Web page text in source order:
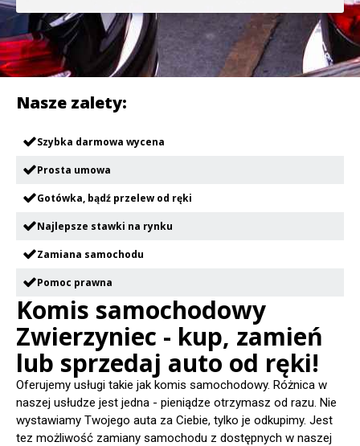
Nasze zalety:
Szybka darmowa wycena
Prosta umowa
Gotówka, bądź przelew od ręki
Najlepsze stawki na rynku
Zamiana samochodu
Pomoc prawna
Komis samochodowy
Zwierzyniec - kup, zamień
lub sprzedaj auto od ręki!
Oferujemy usługi takie jak komis samochodowy. Różnica w
naszej usłudze jest jedna - pieniądze otrzymasz od razu. Nie
wystawiamy Twojego auta za Ciebie, tylko je odkupimy. Jest
tez możliwość zamiany samochodu z dostępnych w naszej